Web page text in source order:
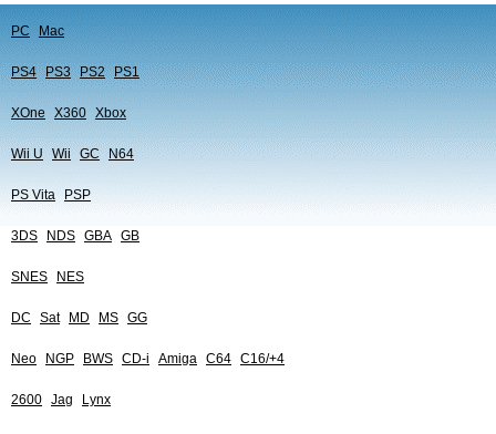
PC Mac
PS4 PS3 PS2 PS1
XOne X360 Xbox
Wii U Wii GC N64
PS Vita PSP
3DS NDS GBA GB
SNES NES
DC Sat MD MS GG
Neo NGP BWS CD-i Amiga C64 C16/+4
2600 Jag Lynx